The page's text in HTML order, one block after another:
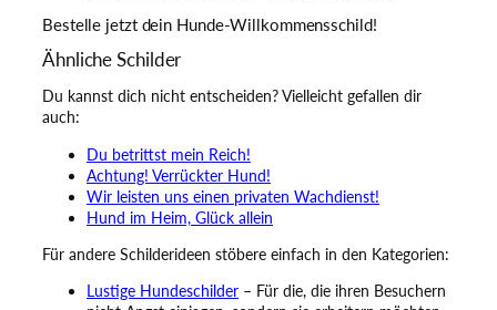
Bestelle jetzt dein Hunde-Willkommensschild!
Ähnliche Schilder
Du kannst dich nicht entscheiden? Vielleicht gefallen dir
auch:
Du betrittst mein Reich!
Achtung! Verrückter Hund!
Wir leisten uns einen privaten Wachdienst!
Hund im Heim, Glück allein
Für andere Schilderideen stöbere einfach in den Kategorien:
Lustige Hundeschilder – Für die, die ihren Besuchern